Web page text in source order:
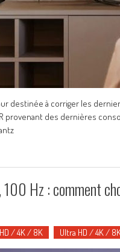
destinée à corriger les
provenant des dernières
100 Hz : comment
/ 4K / 8K Ultra HD / 4K /